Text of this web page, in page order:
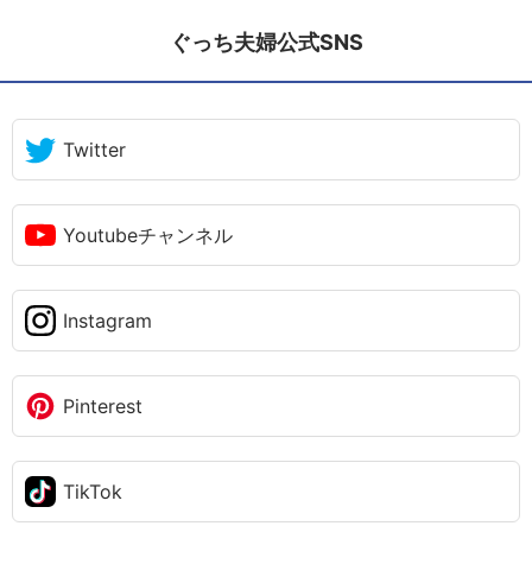
ぐっち夫婦公式SNS
Twitter
Youtubeチャンネル
Instagram
Pinterest
TikTok